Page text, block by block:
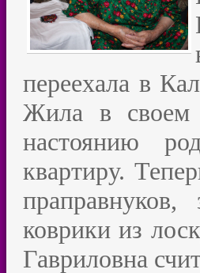
переехала в
Жила в своем
настоянию
квартиру.
коврики из
Гавриловна